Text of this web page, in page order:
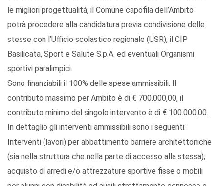
le migliori progettualità, il Comune capofila dell’Ambito
potrà procedere alla candidatura previa condivisione delle
stesse con l’Ufficio scolastico regionale (USR), il CIP
Basilicata, Sport e Salute S.p.A. ed eventuali Organismi
sportivi paralimpici.
Sono finanziabili il 100% delle spese ammissibili. Il
contributo massimo per Ambito è di € 700.000,00, il
contributo minimo del singolo intervento è di € 100.000,00.
In dettaglio gli interventi ammissibili sono i seguenti:
Interventi (lavori) per abbattimento barriere architettoniche
(sia nella struttura che nella parte di accesso alla stessa);
acquisto di arredi e/o attrezzature sportive fisse o mobili